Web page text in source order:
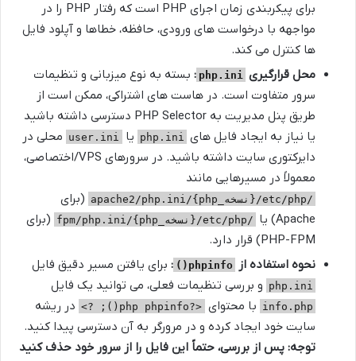
برای پیکربندی زمان اجرای PHP است که رفتار PHP را در
مواجهه با درخواست های ورودی، حافظه، خطاها و آپلود فایل
ها کنترل می کند.
محل قرارگیری
php.ini
: بسته به نوع میزبانی و تنظیمات
سرور متفاوت است. در هاست های اشتراکی، ممکن است از
طریق پنل مدیریت به PHP Selector دسترسی داشته باشید
یا نیاز به ایجاد فایل های
php.ini یا user.ini محلی در
دایرکتوری سایت داشته باشید. در سرورهای VPS/اختصاصی،
معمولاً در مسیرهایی مانند
/etc/php/{نسخه_php}/apache2/php.ini
(برای
Apache) یا
/etc/php/{نسخه_php}/fpm/php.ini
(برای
PHP-FPM) قرار دارد.
نحوه استفاده از
phpinfo()
: برای یافتن مسیر دقیق فایل
php.ini و بررسی تنظیمات فعلی، می توانید یک فایل
info.php با محتوای <?php phpinfo(); ?>
در ریشه
سایت خود ایجاد کرده و در مرورگر به آن دسترسی پیدا کنید.
توجه: پس از بررسی، حتماً این فایل را از سرور خود حذف کنید